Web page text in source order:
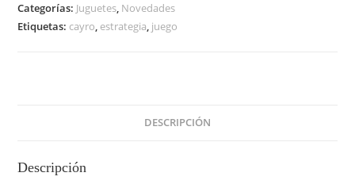
Categorías: Juguetes, Novedades
Etiquetas: cayro, estrategia, juego
DESCRIPCIÓN
Descripción